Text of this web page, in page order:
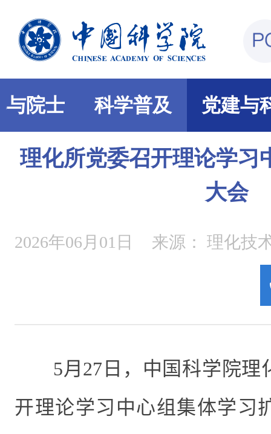
与院士 科学普及 党建与
理化所党委召开理论学习
大会
2026年06月01日 来源： 理化技
5月 27 日，中国科学院
开理论学习中心组集体学习